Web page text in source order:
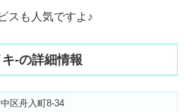
スも人気ですよ♪
-の詳細情報
区舟入町8-34